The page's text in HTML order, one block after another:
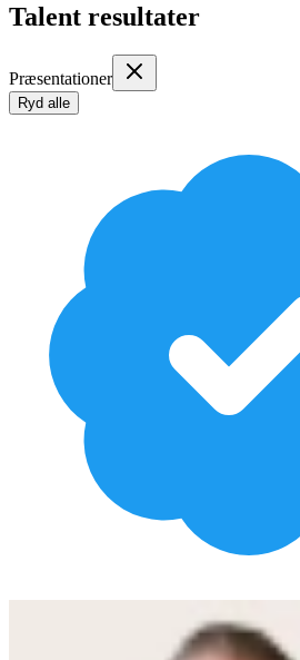
Talent resultater
Præsentationer
Ryd alle